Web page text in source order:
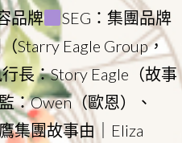
品牌
SEG：集團品牌
Starry Eagle Group，
長：Story Eagle（故事
：Owen（歐恩）、
集團故事由｜Eliza